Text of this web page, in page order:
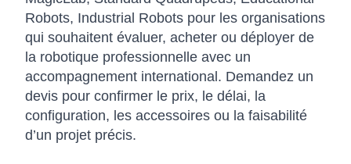
Robots, Industrial Robots pour les organisations
qui souhaitent évaluer, acheter ou déployer de
la robotique professionnelle avec un
accompagnement international. Demandez un
devis pour confirmer le prix, le délai, la
configuration, les accessoires ou la faisabilité
d’un projet précis.